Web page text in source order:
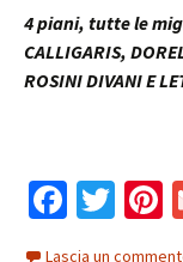
4 piani, tutte le
CALLIGARIS,
ROSINI DIVANI E
Fa
ce
T
nt
Lascia un